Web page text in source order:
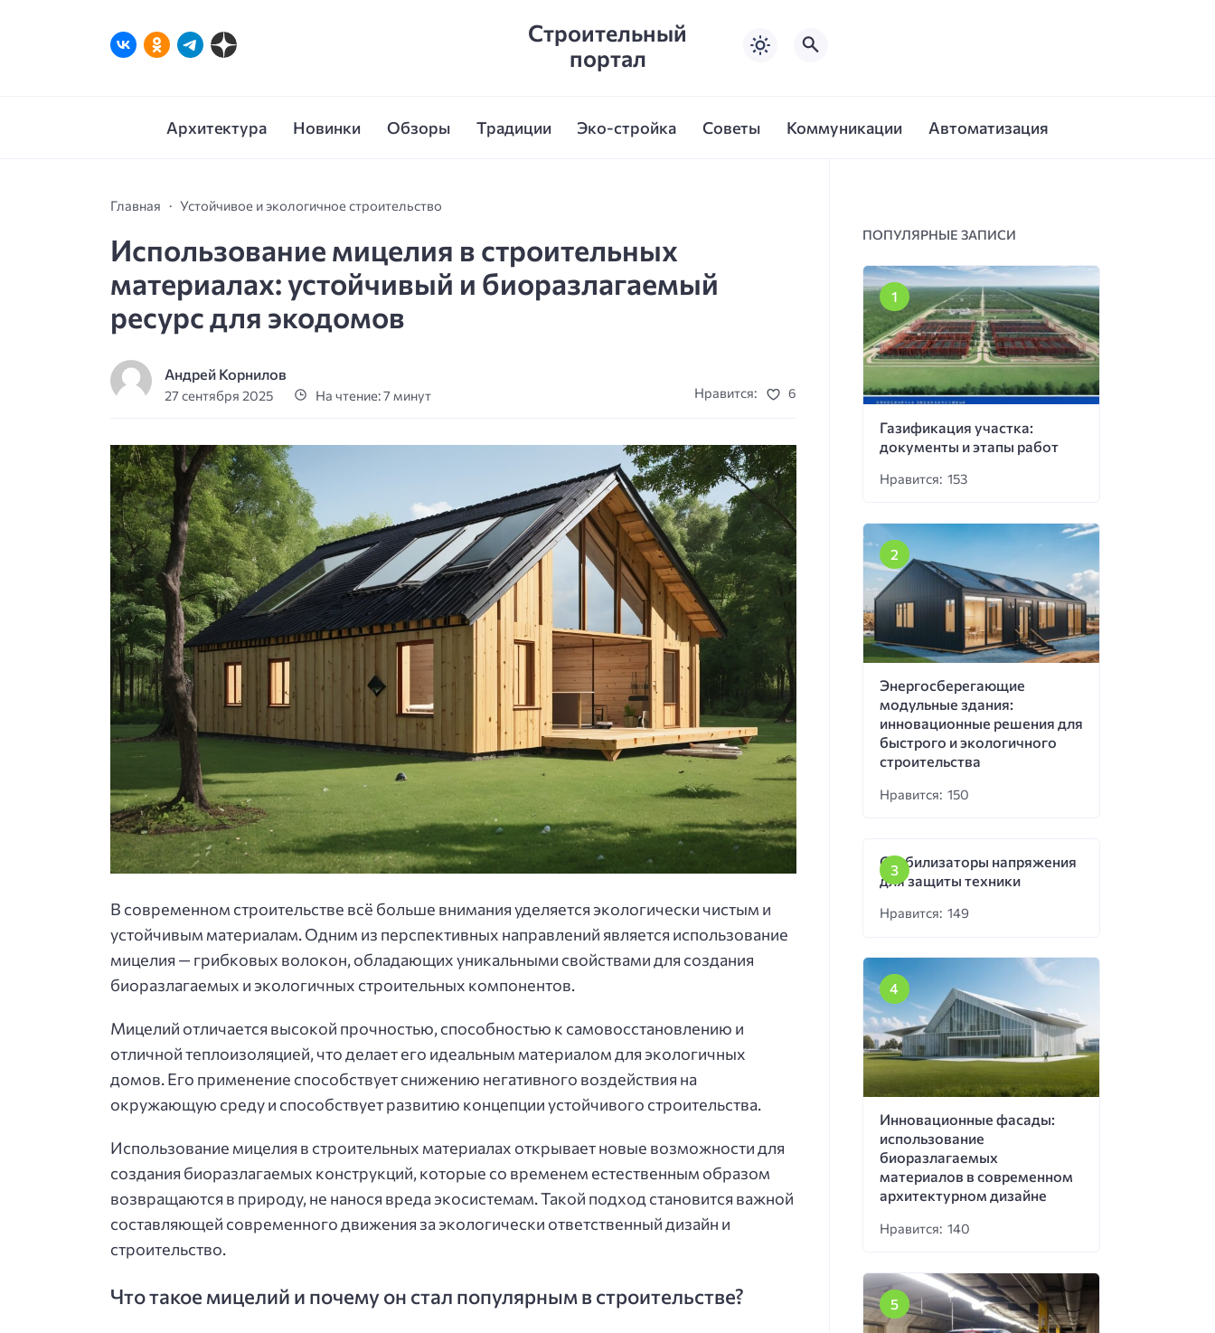
Строительный
портал
Архитектура Новинки Обзоры Традиции Эко-стройка Советы Коммуникации Автоматизация
Главная Устойчивое и экологичное строительство
Использование мицелия в строительных
материалах: устойчивый и биоразлагаемый
ресурс для экодомов
Андрей Корнилов
27 сентября 2025 На чтение: 7 минут Нравится: 6
В современном строительстве всё больше внимания уделяется экологически чистым и
устойчивым материалам. Одним из перспективных направлений является использование
мицелия — грибковых волокон, обладающих уникальными свойствами для создания
биоразлагаемых и экологичных строительных компонентов.
Мицелий отличается высокой прочностью, способностью к самовосстановлению и
отличной теплоизоляцией, что делает его идеальным материалом для экологичных
домов. Его применение способствует снижению негативного воздействия на
окружающую среду и способствует развитию концепции устойчивого строительства.
Использование мицелия в строительных материалах открывает новые возможности для
создания биоразлагаемых конструкций, которые со временем естественным образом
возвращаются в природу, не нанося вреда экосистемам. Такой подход становится важной
составляющей современного движения за экологически ответственный дизайн и
строительство.
Что такое мицелий и почему он стал популярным в строительстве?
ПОПУЛЯРНЫЕ ЗАПИСИ
Газификация участка:
документы и этапы работ
Нравится: 153
Энергосберегающие
модульные здания:
инновационные решения для
быстрого и экологичного
строительства
Нравится: 150
Стабилизаторы напряжения
для защиты техники
Нравится: 149
Инновационные фасады:
использование
биоразлагаемых
материалов в современном
архитектурном дизайне
Нравится: 140